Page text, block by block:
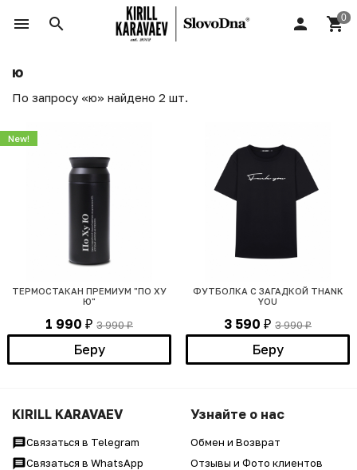
ю
По запросу «ю» найдено 2 шт.
ТЕРМОСТАКАН ПРЕМИУМ "ПО ХУ
Ю"
1 990 ₽ 3 990₽
Беру
New!
ФУТБОЛКА С ЗАГАДКОЙ THANK
YOU
3 590 ₽ 3 990₽
Беру
KIRILL KARAVAEV
Связаться в Telegram
Связаться в WhatsApp
Узнайте о нас
Обмен и Возврат
Отзывы и Фото клиентов